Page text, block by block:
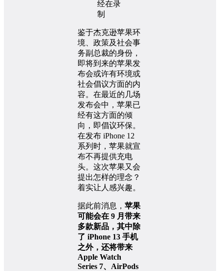
鉴于杰克逊苹果环
境、政策及社会事
务副总裁的身份，
即将到来的苹果发
布会或许有环境或
社会倡议方面的内
容。在最近的几场
发布会中，苹果已
经有这方面的倾
向，即倡议环保。
在发布 iPhone 12
系列时，苹果就宣
布不再提供充电
头。这次苹果又会
提出怎样的理念？
着实让人感兴趣。
据此前消息， 苹果
可能会在 9 月带来
多款新品，其中除
了 iPhone 13 手机
之外，还将带来
Apple Watch
Series 7、AirPods